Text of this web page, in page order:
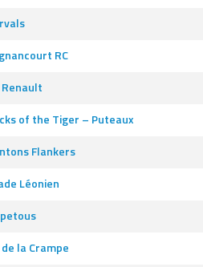
RC
Renault
of the Tiger – Puteaux
Flankers
Léonien
de la Crampe